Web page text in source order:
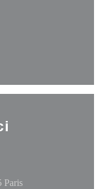
Paris((apre una nuova